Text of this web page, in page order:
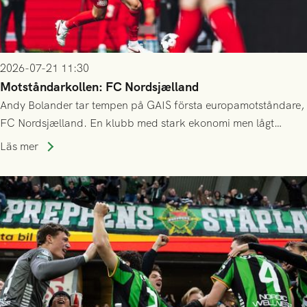
2026-07-21 11:30
Motståndarkollen: FC Nordsjælland
Andy Bolander tar tempen på GAIS första europamotståndare,
FC Nordsjælland. En klubb med stark ekonomi men lågt
publiksnitt, ett lag med både kollektiv styrka och individuell
Läs mer